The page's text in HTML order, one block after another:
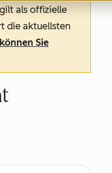
als offizielle
die aktuellsten
Sie